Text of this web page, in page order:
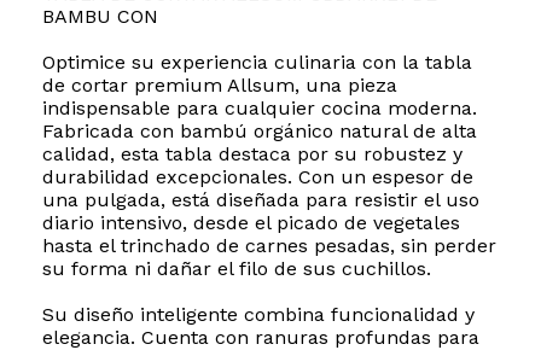
BAMBU CON
Optimice su experiencia culinaria con la tabla
de cortar premium Allsum, una pieza
indispensable para cualquier cocina moderna.
Fabricada con bambú orgánico natural de alta
calidad, esta tabla destaca por su robustez y
durabilidad excepcionales. Con un espesor de
una pulgada, está diseñada para resistir el uso
diario intensivo, desde el picado de vegetales
hasta el trinchado de carnes pesadas, sin perder
su forma ni dañar el filo de sus cuchillos.
Su diseño inteligente combina funcionalidad y
elegancia. Cuenta con ranuras profundas para